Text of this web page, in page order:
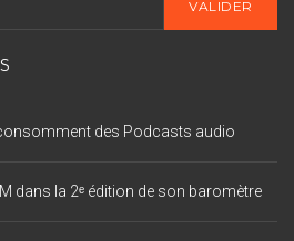
des Podcasts audio
dans la 2ᵉ édition de son baromètre